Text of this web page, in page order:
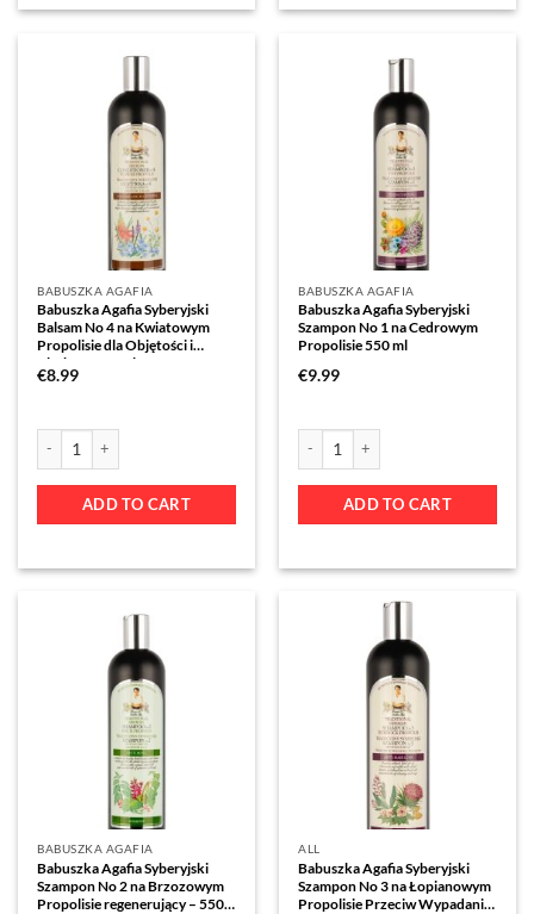
BABUSZKA AGAFIA
Babuszka Agafia Syberyjski
Balsam No 4 na Kwiatowym
Propolisie dla Objętości i
Blasku – 550 ml
€8.99
ADD TO CART
BABUSZKA AGAFIA
Babuszka Agafia Syberyjski
Szampon No 1 na Cedrowym
Propolisie 550 ml
€9.99
ADD TO CART
BABUSZKA AGAFIA
Babuszka Agafia Syberyjski
Szampon No 2 na Brzozowym
Propolisie regenerujący – 550
ALL
Babuszka Agafia Syberyjski
Szampon No 3 na Łopianowym
Propolisie Przeciw Wypadaniu